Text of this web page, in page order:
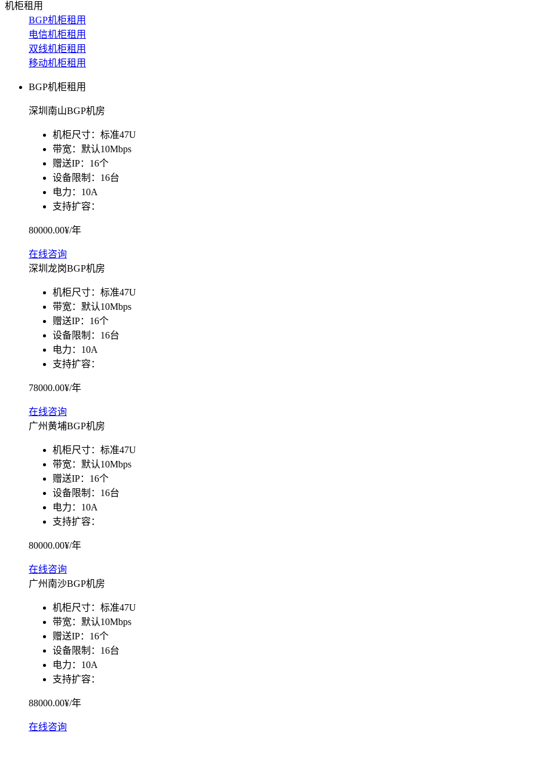
双线机柜租用
电信联通双线数据中心
电信机柜租用
电信直营数据中心
移动机柜租用
移动T4级数据中心
增值服务
企业邮局
权威安全认证
数据备份
快照备份灵活多变
确保信息的安全性
专线上网
企业专线上网
云计算
安全防护
全球分布式防御
混合云
超融合
SD-WAN
智能盒子即买即用
全球加速服务
定制跨境加速
数据中心
华南BGP机房
深圳横岗电信机房
FIL/CHIA/BZZ首选机房
深圳龙华观澜机房
国家B+级机房
广州天河信息港机房
华南电信机房
机柜租用
BGP机柜租用
电信机柜租用
双线机柜租用
移动机柜租用
BGP机柜租用
深圳南山BGP机房
机柜尺寸： 标准47U
带宽： 默认10Mbps
赠送IP： 16个
设备限制： 16台
电力： 10A
支持扩容：
80000.00¥/年
在线咨询
深圳龙岗BGP机房
机柜尺寸： 标准47U
带宽： 默认10Mbps
赠送IP： 16个
设备限制： 16台
电力： 10A
支持扩容：
78000.00¥/年
在线咨询
广州黄埔BGP机房
机柜尺寸： 标准47U
带宽： 默认10Mbps
赠送IP： 16个
设备限制： 16台
电力： 10A
支持扩容：
80000.00¥/年
在线咨询
广州南沙BGP机房
机柜尺寸： 标准47U
带宽： 默认10Mbps
赠送IP： 16个
设备限制： 16台
电力： 10A
支持扩容：
88000.00¥/年
在线咨询